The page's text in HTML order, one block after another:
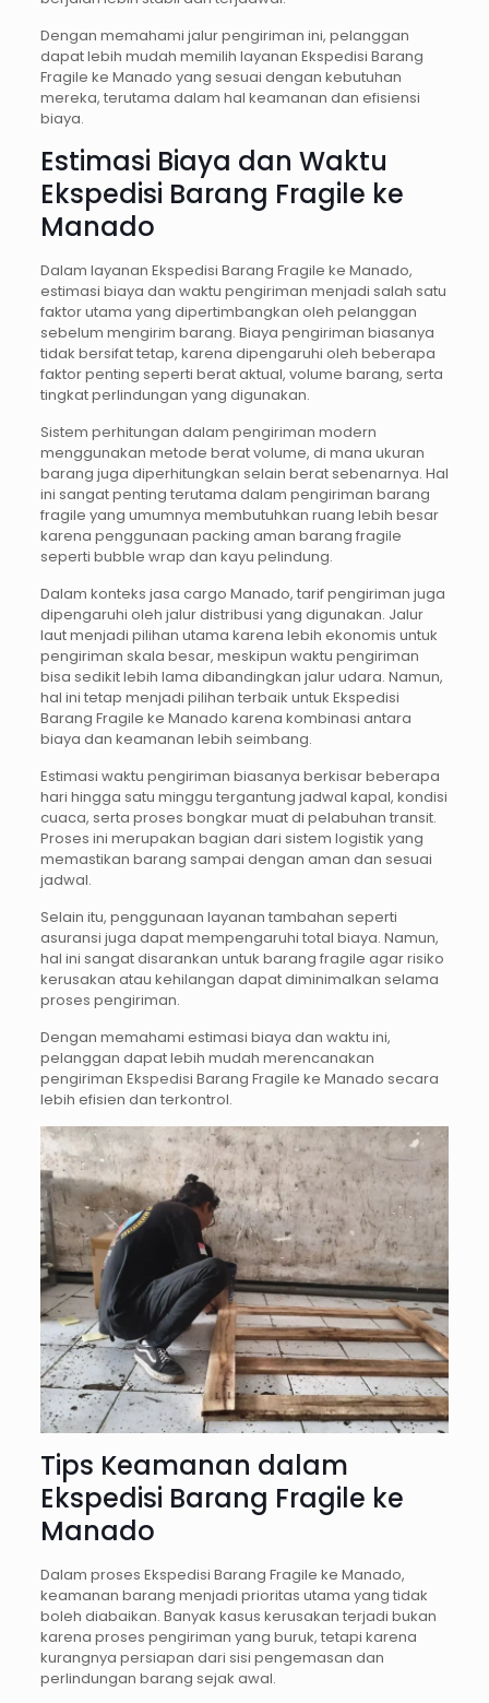
Dengan memahami jalur pengiriman ini, pelanggan
dapat lebih mudah memilih layanan Ekspedisi Barang
Fragile ke Manado yang sesuai dengan kebutuhan
mereka, terutama dalam hal keamanan dan efisiensi
biaya.
Estimasi Biaya dan Waktu
Ekspedisi Barang Fragile ke
Manado
Dalam layanan Ekspedisi Barang Fragile ke Manado,
estimasi biaya dan waktu pengiriman menjadi salah satu
faktor utama yang dipertimbangkan oleh pelanggan
sebelum mengirim barang. Biaya pengiriman biasanya
tidak bersifat tetap, karena dipengaruhi oleh beberapa
faktor penting seperti berat aktual, volume barang, serta
tingkat perlindungan yang digunakan.
Sistem perhitungan dalam pengiriman modern
menggunakan metode berat volume, di mana ukuran
barang juga diperhitungkan selain berat sebenarnya. Hal
ini sangat penting terutama dalam pengiriman barang
fragile yang umumnya membutuhkan ruang lebih besar
karena penggunaan packing aman barang fragile
seperti bubble wrap dan kayu pelindung.
Dalam konteks jasa cargo Manado, tarif pengiriman juga
dipengaruhi oleh jalur distribusi yang digunakan. Jalur
laut menjadi pilihan utama karena lebih ekonomis untuk
pengiriman skala besar, meskipun waktu pengiriman
bisa sedikit lebih lama dibandingkan jalur udara. Namun,
hal ini tetap menjadi pilihan terbaik untuk Ekspedisi
Barang Fragile ke Manado karena kombinasi antara
biaya dan keamanan lebih seimbang.
Estimasi waktu pengiriman biasanya berkisar beberapa
hari hingga satu minggu tergantung jadwal kapal, kondisi
cuaca, serta proses bongkar muat di pelabuhan transit.
Proses ini merupakan bagian dari sistem logistik yang
memastikan barang sampai dengan aman dan sesuai
jadwal.
Selain itu, penggunaan layanan tambahan seperti
asuransi juga dapat mempengaruhi total biaya. Namun,
hal ini sangat disarankan untuk barang fragile agar risiko
kerusakan atau kehilangan dapat diminimalkan selama
proses pengiriman.
Dengan memahami estimasi biaya dan waktu ini,
pelanggan dapat lebih mudah merencanakan
pengiriman Ekspedisi Barang Fragile ke Manado secara
lebih efisien dan terkontrol.
Tips Keamanan dalam
Ekspedisi Barang Fragile ke
Manado
Dalam proses Ekspedisi Barang Fragile ke Manado,
keamanan barang menjadi prioritas utama yang tidak
boleh diabaikan. Banyak kasus kerusakan terjadi bukan
karena proses pengiriman yang buruk, tetapi karena
kurangnya persiapan dari sisi pengemasan dan
perlindungan barang sejak awal.